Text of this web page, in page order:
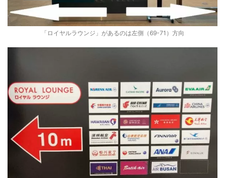
「ロイヤルラウンジ」があるのは左側（69-71）方向